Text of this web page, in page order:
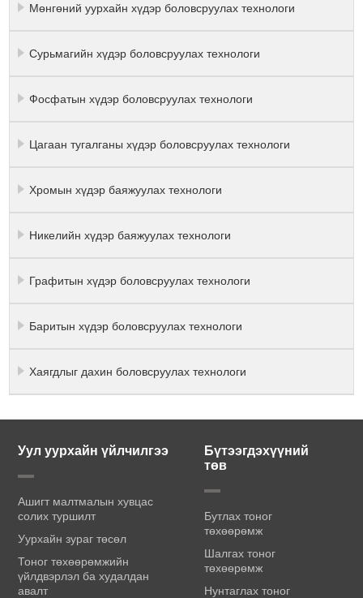
Мөнгөний уурхайн хүдэр боловсруулах технологи
Сурьмагийн хүдэр боловсруулах технологи
Фосфатын хүдэр боловсруулах технологи
Цагаан тугалганы хүдэр боловсруулах технологи
Хромын хүдэр баяжуулах технологи
Никелийн хүдэр баяжуулах технологи
Графитын хүдэр боловсруулах технологи
Баритын хүдэр боловсруулах технологи
Хаягдлыг дахин боловсруулах технологи
Уул уурхайн үйлчилгээ
Ашигт малтмалын хувцас
солих туршилт
Уурхайн зураг төсөл
Тоног төхөөрөмжийн
үйлдвэрлэл ба худалдан
авалт
Бүтээгдэхүүний
төв
Бутлах тоног
төхөөрөмж
Шалгах тоног
төхөөрөмж
Нунтаглах тоног